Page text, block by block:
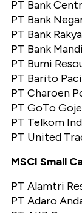
PT Bank
PT Bank
PT Bank
PT Bank
PT Bumi
PT Barito
PT Charoen
PT GoTo
PT Telkom
PT United
MSCI Small
PT Alamtri
PT Adaro